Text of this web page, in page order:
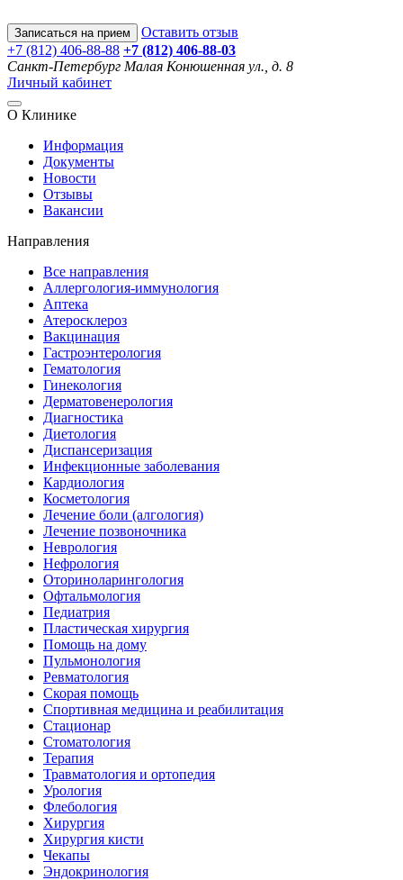
Записаться на прием
Оставить отзыв
+7 (812) 406-88-88 +7 (812) 406-88-03
Санкт-Петербург Малая Конюшенная ул., д. 8
Личный кабинет
О Клинике
Информация
Документы
Новости
Отзывы
Вакансии
Направления
Все направления
Аллергология-иммунология
Аптека
Атеросклероз
Вакцинация
Гастроэнтерология
Гематология
Гинекология
Дерматовенерология
Диагностика
Диетология
Диспансеризация
Инфекционные заболевания
Кардиология
Косметология
Лечение боли (алгология)
Лечение позвоночника
Неврология
Нефрология
Оториноларингология
Офтальмология
Педиатрия
Пластическая хирургия
Помощь на дому
Пульмонология
Ревматология
Скорая помощь
Спортивная медицина и реабилитация
Стационар
Стоматология
Терапия
Травматология и ортопедия
Урология
Флебология
Хирургия
Хирургия кисти
Чекапы
Эндокринология